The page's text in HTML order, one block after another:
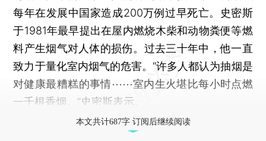
每年在发展中国家造成200万例过早死亡。史密斯
于1981年最早提出在屋内燃烧木柴和动物粪便等燃
料产生烟气对人体的损伤。过去三十年中，他一直
致力于量化室内烟气的危害。“许多人都认为抽烟是
对健康最糟糕的事情⋯⋯室内生火堪比每小时点燃
一千根香烟。”史密斯表示。
本文共计687字 订阅后继续阅读